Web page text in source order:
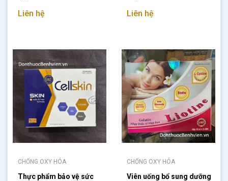
Liên hệ Liên hệ
CHỐNG OXY HÓA
Thực phẩm bảo vệ sức
CHỐNG OXY HÓA
Viên uống bổ sung dưỡng